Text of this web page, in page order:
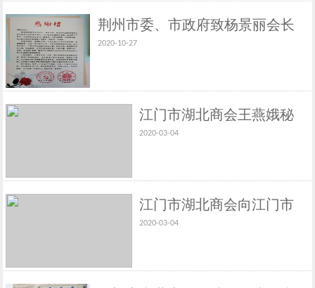
荆州市委、市政府致杨景丽会长
的感谢信
2020-10-27
江门市湖北商会王燕娥秘
书长、周喜珍常务副会
2020-03-04
江门市湖北商会向江门市
中心医院捐物资
2020-03-04